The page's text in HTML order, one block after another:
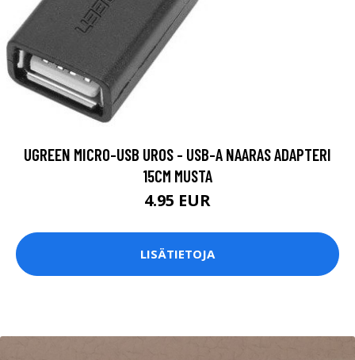
UGREEN MICRO-USB UROS - USB-A NAARAS ADAPTERI
15CM MUSTA
4.95 EUR
LISÄTIETOJA